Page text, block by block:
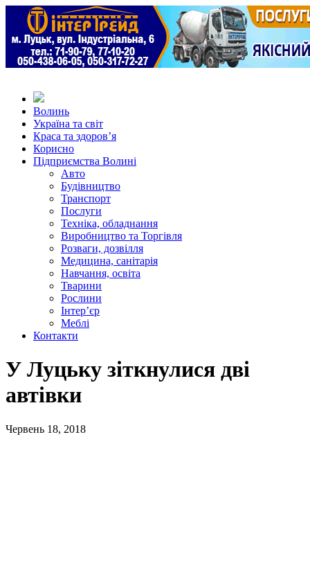
Волинь
Україна та світ
Краса та здоров’я
Корисно
Підприємства Волині
Авто
Будівництво
Транспорт
Послуги
Техніка, обладнання
Виробництво та Торгівля
Розваги, дозвілля
Медицина, санітарія
Навчання, освіта
Тварини
Рослини
Інтер’єр
Меблі
Контакти
У Луцьку зіткнулися дві
автівки
Червень 18, 2018